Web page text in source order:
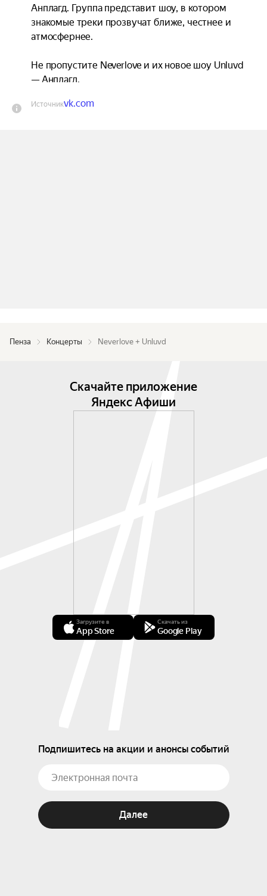
Анплагд. Группа представит шоу, в котором
знакомые треки прозвучат ближе, честнее и
атмосфернее.
Не пропустите Neverlove и их новое шоу Unluvd
— Анплагд.
Источникvk.com
Пенза Концерты Neverlove + Unluvd
Скачайте приложение
Яндекс Афиши
Загрузите в
App Store
Скачать из
Google Play
Подпишитесь на акции и анонсы событий
Далее